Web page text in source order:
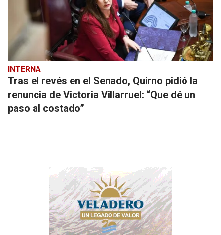
INTERNA
Tras el revés en el Senado, Quirno pidió la
renuncia de Victoria Villarruel: “Que dé un
paso al costado”